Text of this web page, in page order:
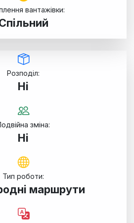
вантажівки:
Розподіл:
Ні
зміна:
Ні
Тип роботи:
маршрути